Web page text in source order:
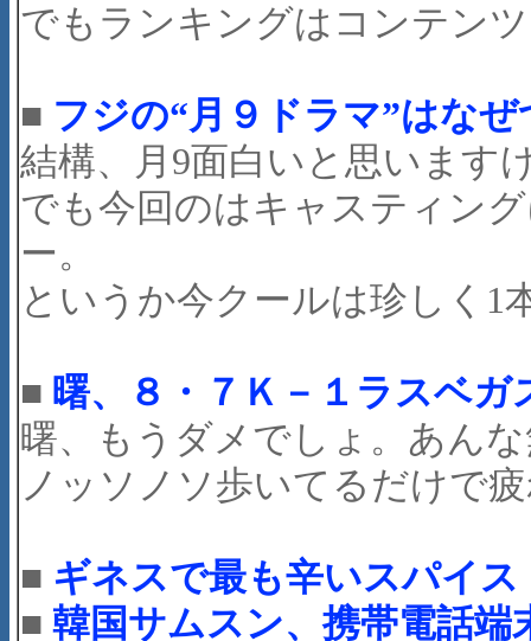
でもランキングはコンテン
■ フジの“月９ドラマ”はな
結構、月9面白いと思います
でも今回のはキャスティン
ー。
というか今クールは珍しく1
■ 曙、８・７Ｋ－１ラスベガ
曙、もうダメでしょ。あん
ノッソノソ歩いてるだけで
■ ギネスで最も辛いスパイ
■ 韓国サムスン、携帯電話端